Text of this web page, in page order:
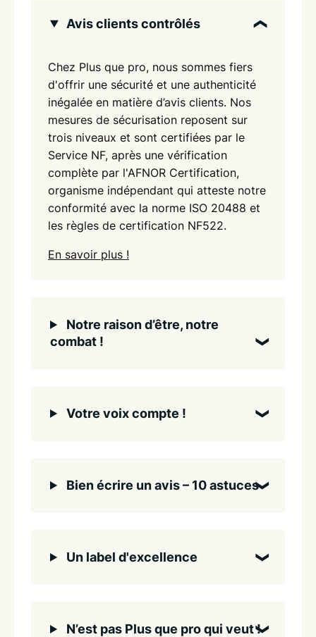
Avis clients contrôlés
Chez Plus que pro, nous sommes fiers
d'offrir une sécurité et une authenticité
inégalée en matière d’avis clients. Nos
mesures de sécurisation reposent sur
trois niveaux et sont certifiées par le
Service NF, après une vérification
complète par l'AFNOR Certification,
organisme indépendant qui atteste notre
conformité avec la norme ISO 20488 et
les règles de certification NF522.
En savoir plus !
Notre raison d’être, notre
combat !
Votre voix compte !
Bien écrire un avis – 10 astuces
Un label d'excellence
N’est pas Plus que pro qui veut !